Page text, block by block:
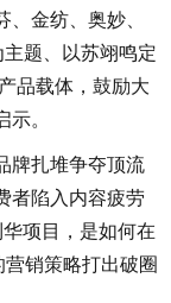
金纺、奥妙、
题、以苏翊鸣定
品载体，鼓励大
。
牌扎堆争夺顶流
者陷入内容疲劳
项目，是如何在
销策略打出破圈